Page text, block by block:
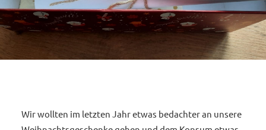
Wir wollten im letzten Jahr etwas bedachter an unsere